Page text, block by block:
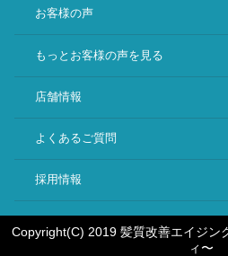
お客様の声
もっとお客様の声を見る
店舗情報
よくあるご質問
採用情報
Copyright(C) 2019 髪質改善エイジン
ィ〜